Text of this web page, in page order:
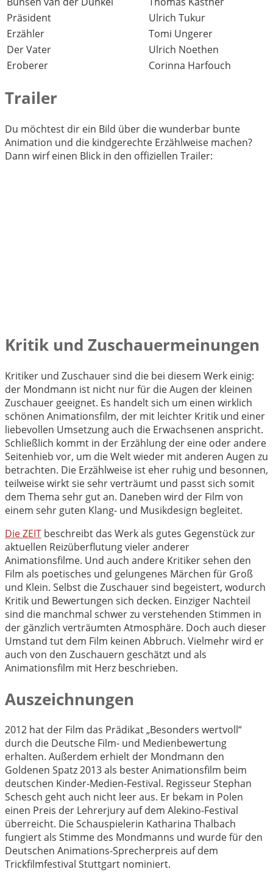
Präsident
Ulrich Tukur
Erzähler
Tomi Ungerer
Der Vater
Ulrich Noethen
Eroberer
Corinna Harfouch
Trailer
Du möchtest dir ein Bild über die wunderbar bunte
Animation und die kindgerechte Erzählweise machen?
Dann wirf einen Blick in den offiziellen Trailer:
Kritik und Zuschauermeinungen
Kritiker und Zuschauer sind die bei diesem Werk einig:
der Mondmann ist nicht nur für die Augen der kleinen
Zuschauer geeignet. Es handelt sich um einen wirklich
schönen Animationsfilm, der mit leichter Kritik und einer
liebevollen Umsetzung auch die Erwachsenen anspricht.
Schließlich kommt in der Erzählung der eine oder andere
Seitenhieb vor, um die Welt wieder mit anderen Augen zu
betrachten. Die Erzählweise ist eher ruhig und besonnen,
teilweise wirkt sie sehr verträumt und passt sich somit
dem Thema sehr gut an. Daneben wird der Film von
einem sehr guten Klang- und Musikdesign begleitet.
Die ZEIT beschreibt das Werk als gutes Gegenstück zur
aktuellen Reizüberflutung vieler anderer
Animationsfilme. Und auch andere Kritiker sehen den
Film als poetisches und gelungenes Märchen für Groß
und Klein. Selbst die Zuschauer sind begeistert, wodurch
Kritik und Bewertungen sich decken. Einziger Nachteil
sind die manchmal schwer zu verstehenden Stimmen in
der gänzlich verträumten Atmosphäre. Doch auch dieser
Umstand tut dem Film keinen Abbruch. Vielmehr wird er
auch von den Zuschauern geschätzt und als
Animationsfilm mit Herz beschrieben.
Auszeichnungen
2012 hat der Film das Prädikat „Besonders wertvoll“
durch die Deutsche Film- und Medienbewertung
erhalten. Außerdem erhielt der Mondmann den
Goldenen Spatz 2013 als bester Animationsfilm beim
deutschen Kinder-Medien-Festival. Regisseur Stephan
Schesch geht auch nicht leer aus. Er bekam in Polen
einen Preis der Lehrerjury auf dem Alekino-Festival
überreicht. Die Schauspielerin Katharina Thalbach
fungiert als Stimme des Mondmanns und wurde für den
Deutschen Animations-Sprecherpreis auf dem
Trickfilmfestival Stuttgart nominiert.